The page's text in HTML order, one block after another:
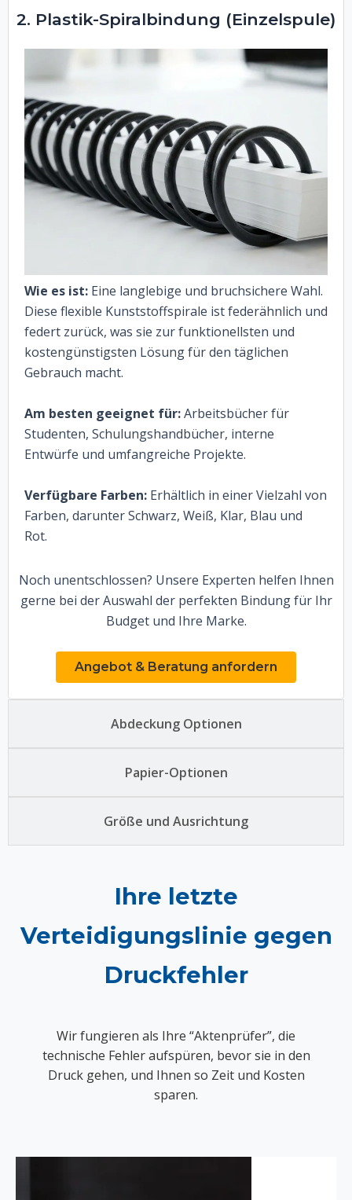
Abdeckung Optionen
Papier-Optionen
Größe und Ausrichtung
2. Plastik-Spiralbindung (Einzelspule)
Wie es ist: Eine langlebige und bruchsichere Wahl.
Diese flexible Kunststoffspirale ist federähnlich und
federt zurück, was sie zur funktionellsten und
kostengünstigsten Lösung für den täglichen
Gebrauch macht.
Am besten geeignet für:Arbeitsbücher für
Studenten, Schulungshandbücher, interne
Entwürfe und umfangreiche Projekte.
Verfügbare Farben: Erhältlich in einer Vielzahl von
Farben, darunter Schwarz, Weiß, Klar, Blau und
Rot.
Noch unentschlossen? Unsere Experten helfen Ihnen
gerne bei der Auswahl der perfekten Bindung für Ihr
Budget und Ihre Marke.
Angebot & Beratung anfordern
Ihre letzte
Verteidigungslinie gegen
Druckfehler
Wir fungieren als Ihre “Aktenprüfer”, die
technische Fehler aufspüren, bevor sie in den
Druck gehen, und Ihnen so Zeit und Kosten
sparen.